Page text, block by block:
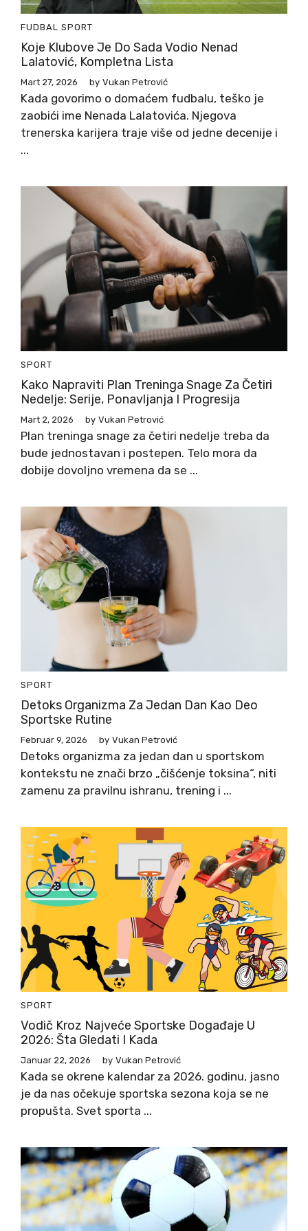
FUDBAL SPORT
Koje Klubove Je Do Sada Vodio Nenad
Lalatović, Kompletna Lista
Mart 27, 2026 by Vukan Petrović
Kada govorimo o domaćem fudbalu, teško je
zaobići ime Nenada Lalatovića. Njegova
trenerska karijera traje više od jedne decenije i
...
SPORT
Kako Napraviti Plan Treninga Snage Za Četiri
Nedelje: Serije, Ponavljanja I Progresija
Mart 2, 2026 by Vukan Petrović
Plan treninga snage za četiri nedelje treba da
bude jednostavan i postepen. Telo mora da
dobije dovoljno vremena da se ...
SPORT
Detoks Organizma Za Jedan Dan Kao Deo
Sportske Rutine
Februar 9, 2026 by Vukan Petrović
Detoks organizma za jedan dan u sportskom
kontekstu ne znači brzo „čišćenje toksina“, niti
zamenu za pravilnu ishranu, trening i ...
SPORT
Vodič Kroz Najveće Sportske Događaje U
2026: Šta Gledati I Kada
Januar 22, 2026 by Vukan Petrović
Kada se okrene kalendar za 2026. godinu, jasno
je da nas očekuje sportska sezona koja se ne
propušta. Svet sporta ...